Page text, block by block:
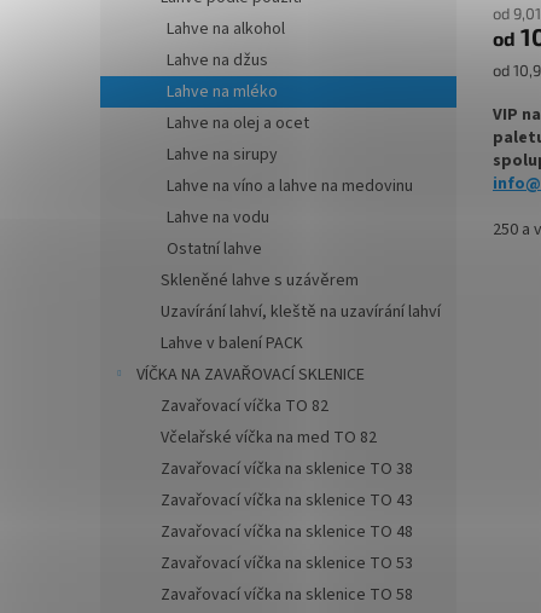
Lahve na alkohol
Lahve na džus
Lahve na mléko
Lahve na olej a ocet
Lahve na sirupy
Lahve na víno a lahve na medovinu
Lahve na vodu
Ostatní lahve
Skleněné lahve s uzávěrem
Uzavírání lahví, kleště na uzavírání lahví
Lahve v balení PACK
VÍČKA NA ZAVAŘOVACÍ SKLENICE
Zavařovací víčka TO 82
Včelařské víčka na med TO 82
Zavařovací víčka na sklenice TO 38
Zavařovací víčka na sklenice TO 43
Zavařovací víčka na sklenice TO 48
Zavařovací víčka na sklenice TO 53
Zavařovací víčka na sklenice TO 58
od
od
Měrná
od
VIP
250 a